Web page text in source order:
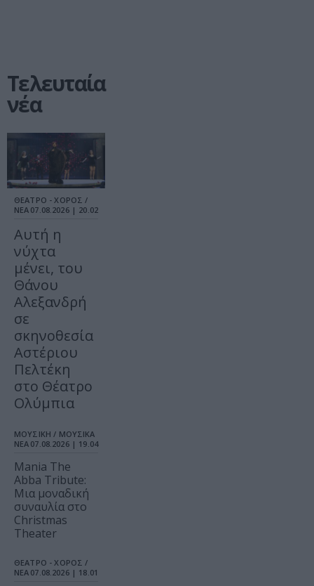
Τελευταία
νέα
ΘΕΑΤΡΟ - ΧΟΡΟΣ /
ΝΕΑ 07.08.2026 | 20.02
Αυτή η
νύχτα
μένει, του
Θάνου
Αλεξανδρή
σε
σκηνοθεσία
Αστέριου
Πελτέκη
στο Θέατρο
Ολύμπια
ΜΟΥΣΙΚΗ / ΜΟΥΣΙΚΑ
ΝΕΑ 07.08.2026 | 19.04
Mania The
Abba Tribute:
Μια μοναδική
συναυλία στο
Christmas
Theater
ΘΕΑΤΡΟ - ΧΟΡΟΣ /
ΝΕΑ 07.08.2026 | 18.01